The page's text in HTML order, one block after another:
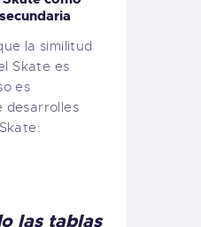
la similitud
Skate es
es
desarrolles
las tablas